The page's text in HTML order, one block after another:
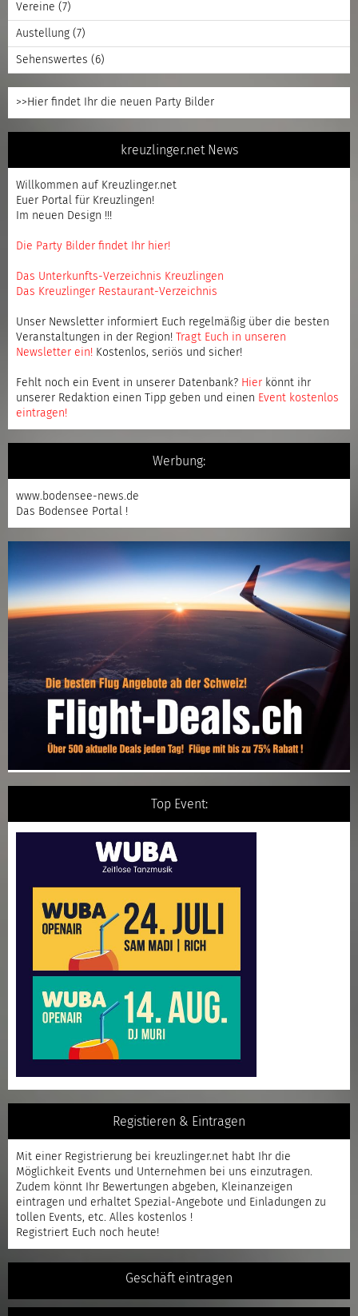
Vereine (7)
Austellung (7)
Sehenswertes (6)
>>Hier findet Ihr die neuen Party Bilder
kreuzlinger.net News
Willkommen auf Kreuzlinger.net
Euer Portal für Kreuzlingen!
Im neuen Design !!!
Die Party Bilder findet Ihr hier!
Das Unterkunfts-Verzeichnis Kreuzlingen
Das Kreuzlinger Restaurant-Verzeichnis
Unser Newsletter informiert Euch regelmäßig über die besten
Veranstaltungen in der Region!
Tragt Euch in unseren
Newsletter ein! Kostenlos, seriös und sicher!
Fehlt noch ein Event in unserer Datenbank? Hier könnt ihr
unserer Redaktion einen Tipp geben und einen Event kostenlos
eintragen!
Werbung:
www.bodensee-news.de
Das Bodensee Portal !
Top Event:
Registieren & Eintragen
Mit einer Registrierung bei kreuzlinger.net habt Ihr die
Möglichkeit Events und Unternehmen bei uns einzutragen.
Zudem könnt Ihr Bewertungen abgeben, Kleinanzeigen
eintragen und erhaltet Spezial-Angebote und Einladungen zu
tollen Events, etc. Alles kostenlos !
Registriert Euch noch heute!
Geschäft eintragen